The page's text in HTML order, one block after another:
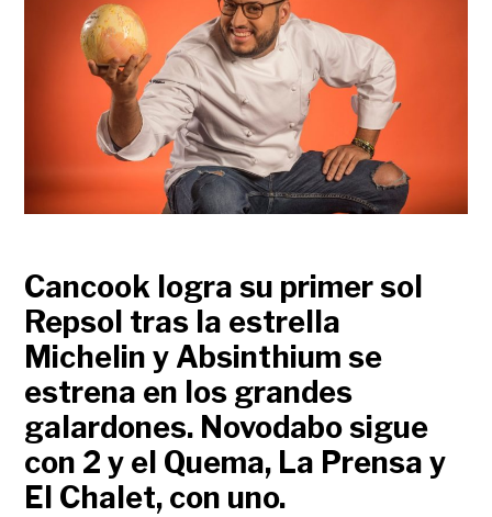
Cancook logra su primer sol
Repsol tras la estrella
Michelin y Absinthium se
estrena en los grandes
galardones. Novodabo sigue
con 2 y el Quema, La Prensa y
El Chalet, con uno.